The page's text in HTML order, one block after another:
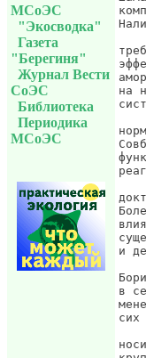
МСоЭС
"Экосводка"
Газета
"Берегиня"
Журнал Вести
СоЭС
Библиотека
Периодика
МСоЭС